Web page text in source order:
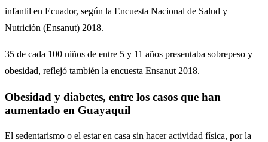
infantil en Ecuador, según la Encuesta Nacional de Salud y
Nutrición (Ensanut) 2018.
35 de cada 100 niños de entre 5 y 11 años presentaba sobrepeso y
obesidad, reflejó también la encuesta Ensanut 2018.
Obesidad y diabetes, entre los casos que han
aumentado en Guayaquil
El sedentarismo o el estar en casa sin hacer actividad física, por la